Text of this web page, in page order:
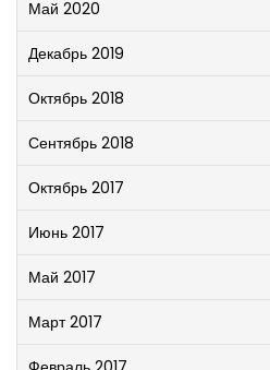
Май 2020
Декабрь 2019
Октябрь 2018
Сентябрь 2018
Октябрь 2017
Июнь 2017
Май 2017
Март 2017